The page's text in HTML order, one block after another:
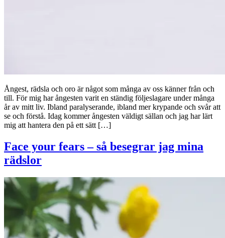
Ångest, rädsla och oro är något som många av oss känner från och
till. För mig har ångesten varit en ständig följeslagare under många
år av mitt liv. Ibland paralyserande, ibland mer krypande och svår att
se och förstå. Idag kommer ångesten väldigt sällan och jag har lärt
mig att hantera den på ett sätt […]
Face your fears – så besegrar jag mina
rädslor